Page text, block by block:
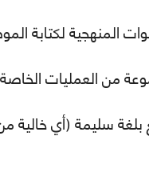
المنهجية
من العمليات الخاصة
بلغة سليمة (أي خالية